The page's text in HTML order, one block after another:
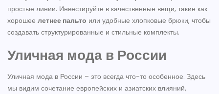
простые линии. Инвестируйте в качественные вещи, такие как
хорошее летнее пальто или удобные хлопковые брюки, чтобы
создавать структурированные и стильные комплекты.
Уличная мода в России
Уличная мода в России – это всегда что-то особенное. Здесь
мы видим сочетание европейских и азиатских влияний,